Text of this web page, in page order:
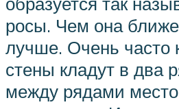
росы. Чем она
лучше. Очень часто
стены кладут в два
между рядами